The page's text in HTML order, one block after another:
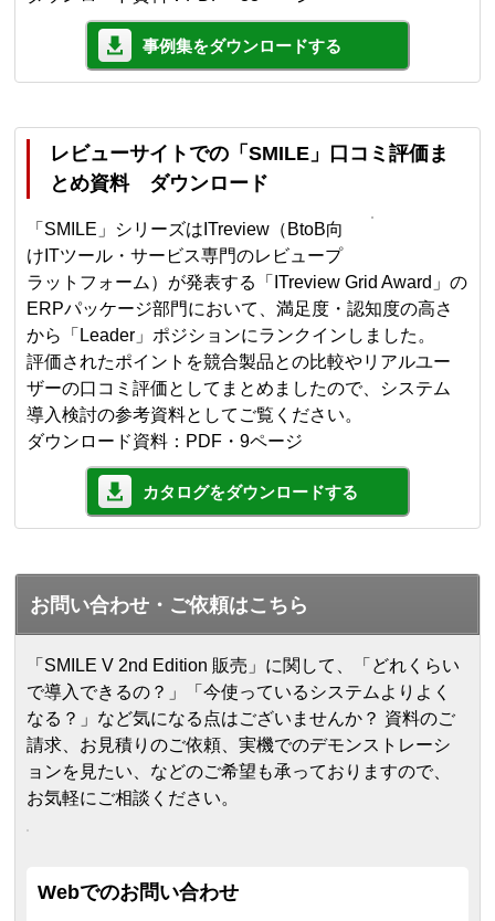
事例集をダウンロードする
レビューサイトでの「SMILE」口コミ評価ま
とめ資料 ダウンロード
「SMILE」シリーズはITreview（BtoB向
けITツール・サービス専門のレビュープ
ラットフォーム）が発表する「ITreview Grid Award」の
ERPパッケージ部門において、満足度・認知度の高さ
から「Leader」ポジションにランクインしました。
評価されたポイントを競合製品との比較やリアルユー
ザーの口コミ評価としてまとめましたので、システム
導入検討の参考資料としてご覧ください。
ダウンロード資料：PDF・9ページ
カタログをダウンロードする
お問い合わせ・ご依頼はこちら
「SMILE V 2nd Edition 販売」に関して、「どれくらい
で導入できるの？」「今使っているシステムよりよく
なる？」など気になる点はございませんか？ 資料のご
請求、お見積りのご依頼、実機でのデモンストレーシ
ョンを見たい、などのご希望も承っておりますので、
お気軽にご相談ください。
Webでのお問い合わせ